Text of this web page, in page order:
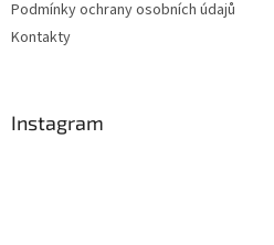
Podmínky ochrany osobních údajů
Kontakty
Instagram